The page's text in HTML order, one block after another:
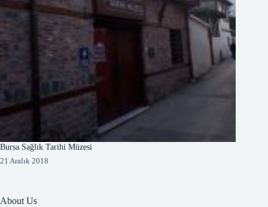
Bursa Sağlık Tarihi Müzesi
21 Aralık 2018
About Us